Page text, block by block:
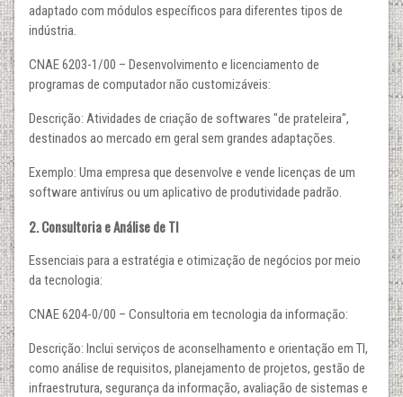
adaptado com módulos específicos para diferentes tipos de
indústria.
CNAE 6203-1/00 – Desenvolvimento e licenciamento de
programas de computador não customizáveis:
Descrição: Atividades de criação de softwares "de prateleira",
destinados ao mercado em geral sem grandes adaptações.
Exemplo: Uma empresa que desenvolve e vende licenças de um
software antivírus ou um aplicativo de produtividade padrão.
2. Consultoria e Análise de TI
Essenciais para a estratégia e otimização de negócios por meio
da tecnologia:
CNAE 6204-0/00 – Consultoria em tecnologia da informação:
Descrição: Inclui serviços de aconselhamento e orientação em TI,
como análise de requisitos, planejamento de projetos, gestão de
infraestrutura, segurança da informação, avaliação de sistemas e